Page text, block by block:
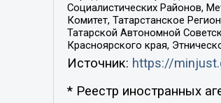
Социалистических Районов,
Комитет, Татарстанское
Татарской Автономной
Красноярского края,
Источник: https://
* Реестр иностранных